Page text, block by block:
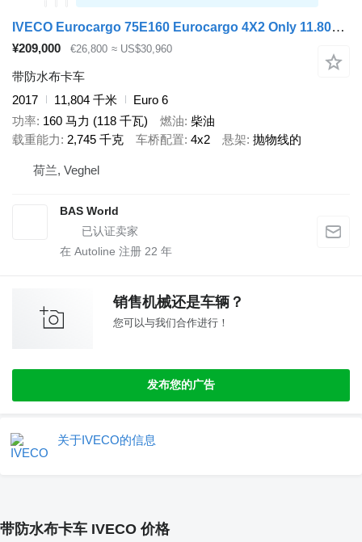
IVECO Eurocargo 75E160 Eurocargo 4X2 Only 11.800 Kms! Manual Gearbox E
¥209,000 €26,800 ≈ US$30,960
带防水布卡车
2017
11,804 千米
Euro 6
功率 160 马力 (118 千瓦) 燃油 柴油
载重能力
2,745 千克 车桥配置 4x2 悬架 抛物线的
荷兰, Veghel
BAS World
在 Autoline 注册 22 年
销售机械还是车辆？
您可以与我们合作进行！
发布您的广告
关于IVECO的信息
带防水布卡车 IVECO 价格